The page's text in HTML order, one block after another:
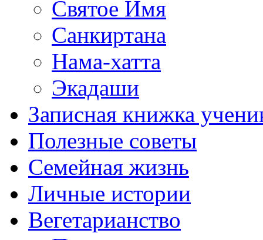
Святое Имя
Санкиртана
Нама-хатта
Экадаши
Записная книжка
Полезные советы
Семейная жизнь
Личные истории
Вегетарианство